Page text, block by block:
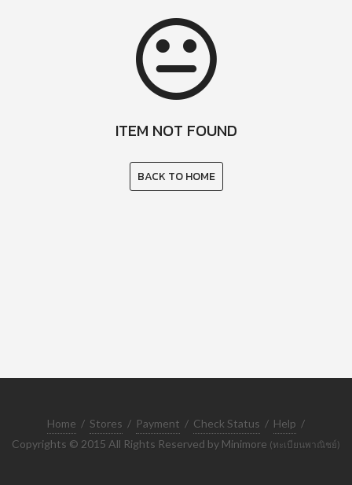
ITEM NOT FOUND
BACK TO HOME
Home / Stores / Payment / Check Status / Help /
Copyrights © 2015 All Rights Reserved by Minimore (ทะเบียนพาณิชย์)